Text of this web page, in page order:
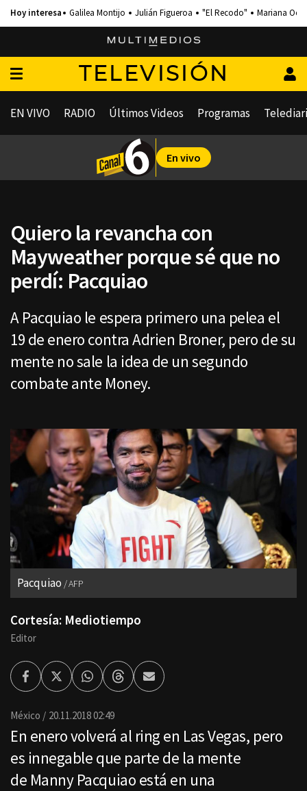
Galilea Montijo Julián Figueroa "El Recodo" Mariana
TELEVISIÓN
EN VIVO RADIO Últimos Videos Programas
En vivo
Quiero la revancha con
Mayweather porque sé que no
perdí: Pacquiao
A Pacquiao le espera primero una pelea el
19 de enero contra Adrien Broner, pero de su
mente no sale la idea de un segundo
combate ante Money.
Pacquiao AFP
Cortesía: Mediotiempo
Editor
FacebookTwitterWhatsappThreadsEnviar
por
México 20.11.2018 02:49
En enero volverá al ring en Las Vegas, pero
es innegable que parte de la mente
de Manny Pacquiao está en una